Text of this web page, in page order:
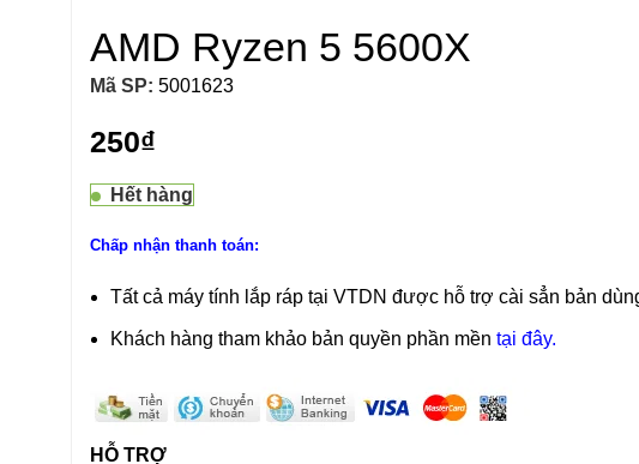
AMD Ryzen 5 5600X
Mã SP: 5001623
250₫
Hết hàng
Chấp nhận thanh toán:
Tất cả máy tính lắp ráp tại VTDN được hỗ trợ cài sẳn bản
Khách hàng tham khảo bản quyền phần mền tại đây.
HỖ TRỢ